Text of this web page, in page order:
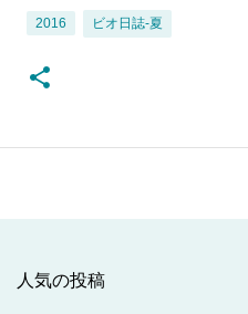
2016 ビオ日誌-夏
人気の投稿